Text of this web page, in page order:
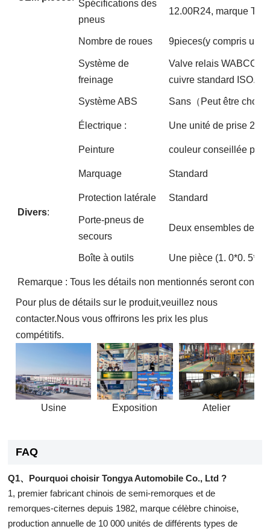
Spécifications des
pneus
12.00R24, marque
Nombre de roues 9pieces(y compris une
Système de
freinage
Valve relais WABCO;
cuivre standard ISO.
Système ABS Sans（Peut être
Électrique : Une unité de prise
Divers:
Peinture couleur conseillée par
Marquage Standard
Protection latérale Standard
Porte-pneus de
secours
Deux ensembles de
Boîte à outils Une pièce (1. 0*0. 5*0.
Remarque : Tous les détails non mentionnés seront
Pour plus de détails sur le produit,veuillez nous
contacter.Nous vous offrirons les prix les plus
compétitifs.
Usine Exposition Atelier
FAQ
Q1、Pourquoi choisir Tongya Automobile Co., Ltd ?
1, premier fabricant chinois de semi-remorques et de
remorques-citernes depuis 1982, marque célèbre chinoise,
production annuelle de 10 000 unités de différents types de